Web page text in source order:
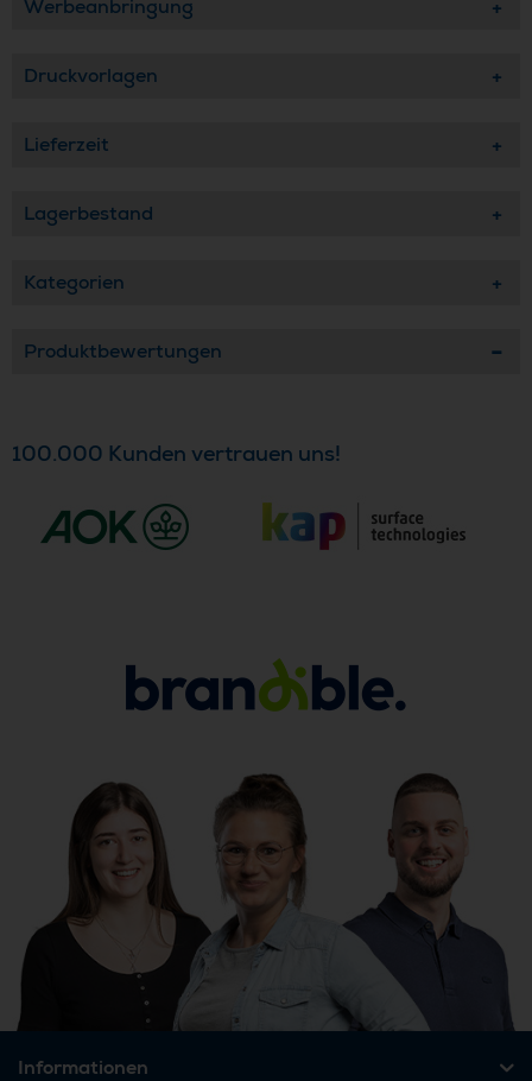
Werbeanbringung
Druckvorlagen
Lieferzeit
Lagerbestand
Kategorien
Produktbewertungen
100.000 Kunden vertrauen uns!
Informationen